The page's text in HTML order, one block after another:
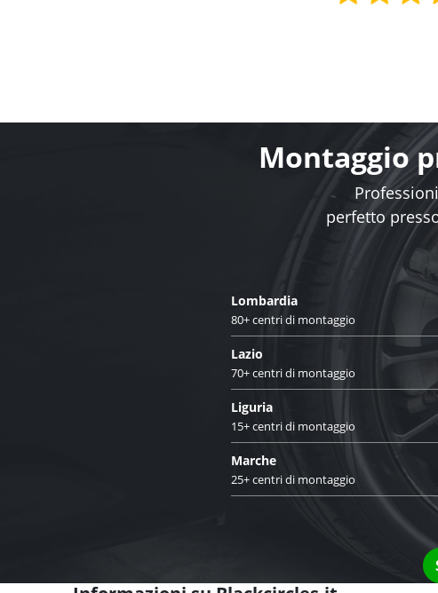
Montaggio
perfetto
Lombardia
80+ centri di montaggio
Lazio
70+ centri di montaggio
Liguria
15+ centri di montaggio
Marche
25+ centri di montaggio